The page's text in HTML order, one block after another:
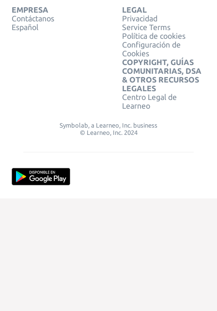
EMPRESA
Contáctanos
Español
LEGAL
Privacidad
Service Terms
Política de cookies
Configuración de
Cookies
COPYRIGHT, GUÍAS
COMUNITARIAS, DSA
& OTROS RECURSOS
LEGALES
Centro Legal de
Learneo
Symbolab, a Learneo, Inc. business
© Learneo, Inc. 2024